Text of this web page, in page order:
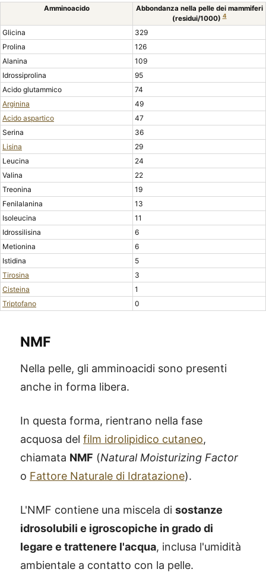
Amminoacido
Abbondanza nella pelle dei mammiferi
(residui/1000)4
Glicina
329
Prolina
126
Alanina
109
Idrossiprolina
95
Acido glutammico
74
Arginina
49
Acido aspartico
47
Serina
36
Lisina
29
Leucina
24
Valina
22
Treonina
19
Fenilalanina
13
Isoleucina
11
Idrossilisina
6
Metionina
6
Istidina
5
Tirosina
3
Cisteina
1
Triptofano
0
NMF
Nella pelle, gli amminoacidi sono presenti
anche in forma libera.
In questa forma, rientrano nella fase
acquosa del film idrolipidico cutaneo,
chiamata NMF (Natural Moisturizing Factor
o Fattore Naturale di Idratazione).
L'NMF contiene una miscela di sostanze
idrosolubili e igroscopiche in grado di
legare e trattenere l'acqua, inclusa l'umidità
ambientale a contatto con la pelle.